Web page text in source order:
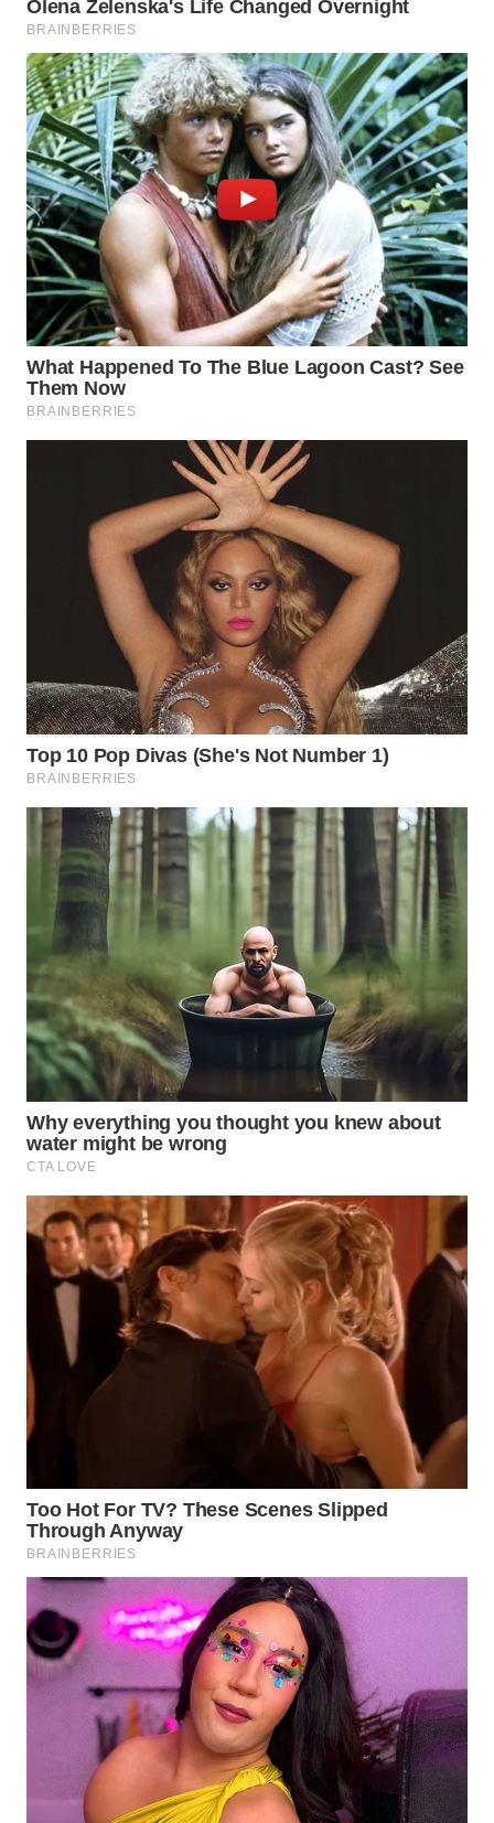
TANJUNG
LESUNG
WN
KARO
WN
SIMALUNGUN
WN
LABUHANBATU
WN
TAPANULI
TENGAH
WN DELI
TINGGI
WN
KARAWANG
BEKASI
WN
BOGOR
WN
DEPOK
WN
TAPANULI
UTARA
WN
SAMOSIR
WN
PADANG
LAWAS
SUMEDANG
WN
KEPULAUAN
SERIBU
WN
TANGERANG
WN
CIREBON